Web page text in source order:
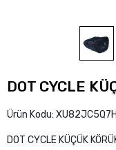
DOT CYCLE
Ürün Kodu: XU82JC5Q7H
DOT CYCLE KÜÇÜK